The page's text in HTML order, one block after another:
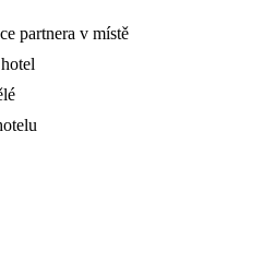
partnera v místě